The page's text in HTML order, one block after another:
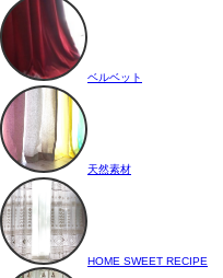
ベルベット
天然素材
HOME SWEET RECIPE